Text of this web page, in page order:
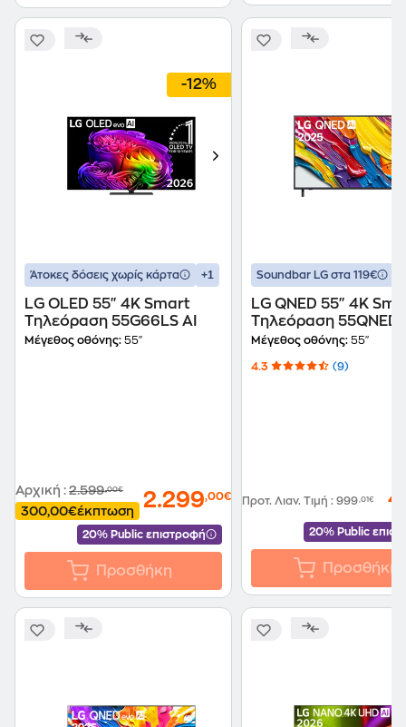
-12%
Άτοκες δόσεις χωρίς κάρτα +1
LG OLED 55" 4K Smart
Τηλεόραση 55G66LS AI
Μέγεθος οθόνης: 55"
Αρχική : 2.599,00€
300,00€έκπτωση 2.299,00€
20% Public επιστροφή
Προσθήκη
Soundbar LG στα 119€
LG QNED 55" 4K
Τηλεόραση
Μέγεθος οθόνης: 55"
4.3 (9)
Προτ. Λιαν. Τιμή : 999,01€
20% Public
Προσθήκη